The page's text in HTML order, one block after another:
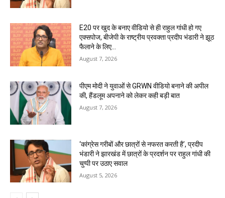
E20 पर खुद के बनाए वीडियो से ही राहुल गांधी हो गए
एक्सपोज, बीजेपी के राष्ट्रीय प्रवक्ता प्रदीप भंडारी ने झूठ
फैलाने के लिए...
August 7, 2026
पीएम मोदी ने युवाओं से GRWN वीडियो बनाने की अपील
की, हैंडलूम अपनाने को लेकर कही बड़ी बात
August 7, 2026
‘कांग्रेस गरीबों और छात्रों से नफरत करती है’, प्रदीप
भंडारी ने झारखंड में छात्रों के प्रदर्शन पर राहुल गांधी की
चुप्पी पर उठाए सवाल
August 5, 2026